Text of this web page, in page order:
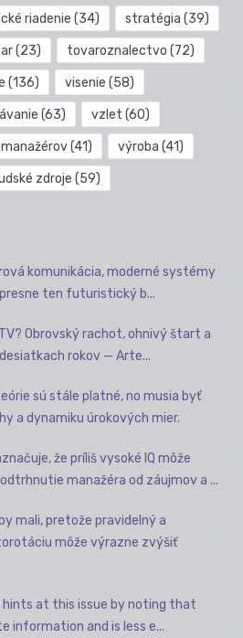
riadenie (34) stratégia (39)
(23) tovaroznalectvo (72)
(136) visenie (58)
(63) vzlet (60)
(41) výroba (41)
zdroje (59)
komunikácia, moderné systémy
ten futuristický b...
Obrovský rachot, ohnivý štart a
rokov — Arte...
sú stále platné, no musia byť
a dynamiku úrokových mier.
že príliš vysoké IQ môže
manažéra od záujmov a ...
mali, pretože pravidelný a
môže výrazne zvýšiť
hints at this issue by noting that
information and is less e...